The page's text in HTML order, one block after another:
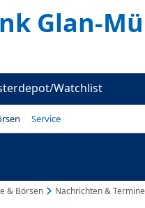
Glan-
Watchlist
Service
& Börsen Nachrichten & Termine